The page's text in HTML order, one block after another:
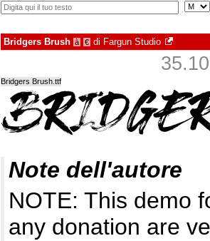
Bridgers Brush à € di Fargun Studio
Bridgers Brush.ttf
Note dell'autore
NOTE: This demo
any donation are